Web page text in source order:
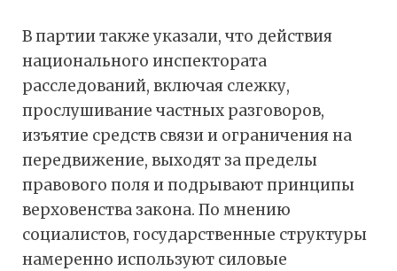
В партии также указали, что действия
национального инспектората
расследований, включая слежку,
прослушивание частных разговоров,
изъятие средств связи и ограничения на
передвижение, выходят за пределы
правового поля и подрывают принципы
верховенства закона. По мнению
социалистов, государственные структуры
намеренно используют силовые